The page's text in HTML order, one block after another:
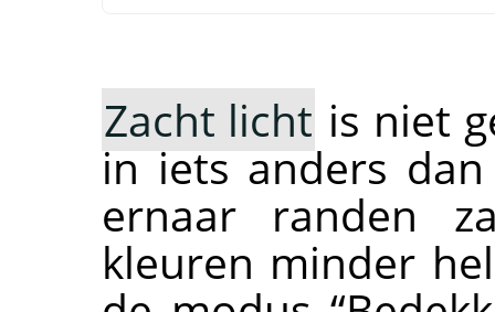
Zacht licht is niet
in iets anders
ernaar randen
kleuren minder